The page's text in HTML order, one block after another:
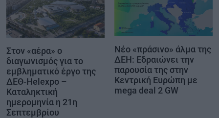
Στον «αέρα» ο
διαγωνισμός για το
εμβληματικό έργο της
ΔΕΘ-Helexpo –
Καταληκτική
ημερομηνία η 21η
Σεπτεμβρίου
Νέο «πράσινο» άλμα της
ΔΕΗ: Εδραιώνει την
παρουσία της στην
Κεντρική Ευρώπη με
mega deal 2 GW